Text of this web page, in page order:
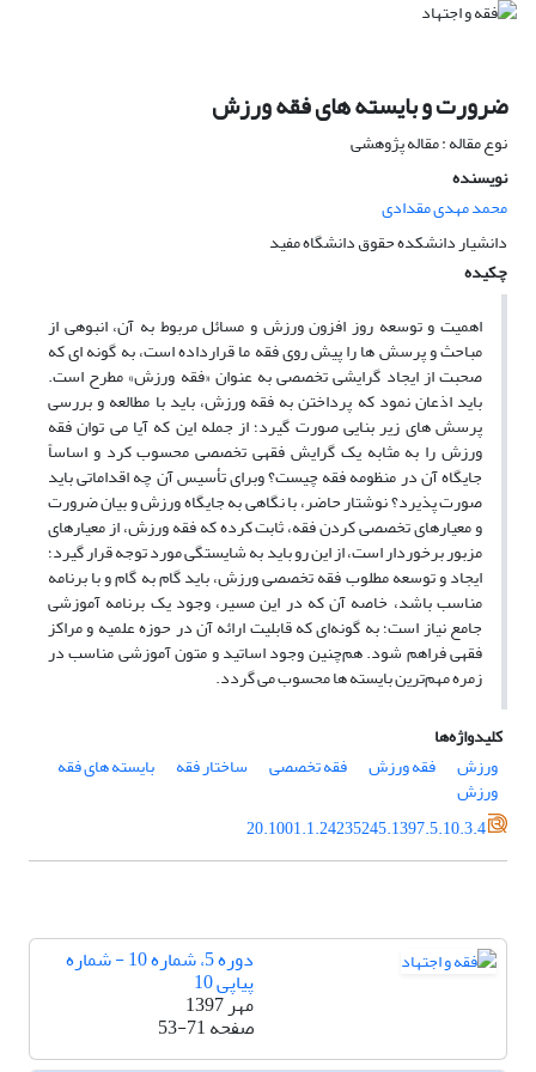
ضرورت و بایسته ‎های فقه ورزش
نوع مقاله : مقاله پژوهشی
نویسنده
محمد مهدی مقدادی
دانشیار دانشکده حقوق دانشگاه مفید
چکیده
اهمیت و توسعه روز افزون ورزش و مسائل مربوط به آن، انبوهی از
مباحث و پرسش ها را پیش روی فقه ما قرارداده است، به گونه ای که
صحبت از ایجاد گرایشی تخصصی به عنوان «فقه ورزش» مطرح است.
باید اذعان نمود که پرداختن به فقه ورزش، باید با مطالعه و بررسی
پرسش های زیر بنایی صورت گیرد؛ از جمله این که آیا می توان فقه
ورزش را به مثابه یک گرایش فقهی تخصصی محسوب کرد و اساساً
جایگاه آن در منظومه فقه چیست؟ وبرای تأسیس آن چه اقداماتی باید
صورت پذیرد؟ نوشتار حاضر، با نگاهی به جایگاه ورزش و بیان ضرورت
و معیارهای تخصصی کردن فقه، ثابت کرده که فقه ورزش، از معیارهای
مزبور برخوردار است، از این رو باید به شایستگی مورد توجه قرار گیرد؛
ایجاد و توسعه مطلوب فقه تخصصی ورزش، باید گام به گام و با برنامه
مناسب باشد، خاصه آن که در این مسیر، وجود یک برنامه آموزشی
جامع نیاز است؛ به گونه‌ای که قابلیت ارائه آن در حوزه علمیه و مراکز
فقهی فراهم شود. هم‌چنین وجود اساتید و متون آموزشی مناسب در
زمره مهم‌ترین بایسته ها محسوب می گردد.
کلیدواژه‌ها
ورزش
فقه ورزش فقه تخصصی ساختار فقه بایسته های فقه
ورزش
20.1001.1.24235245.1397.5.10.3.4
دوره 5، شماره 10 - شماره
پیاپی 10
مهر 1397
صفحه53-71